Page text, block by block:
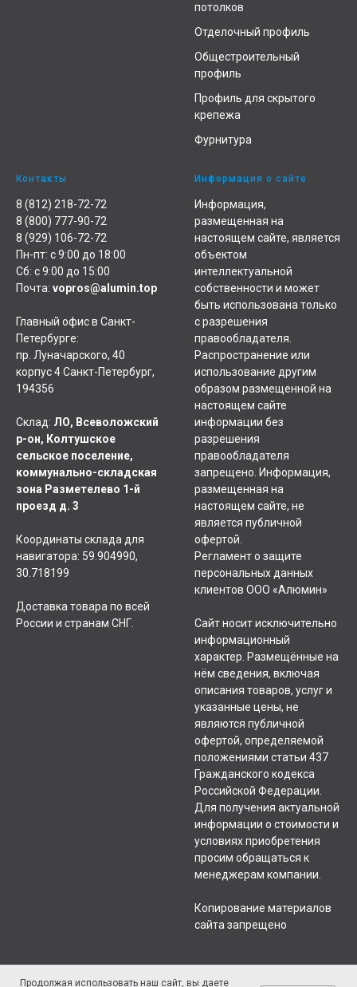
Продолжая использовать наш сайт, вы даете
потолков
Отделочный профиль
Общестроительный
профиль
Профиль для скрытого
крепежа
Фурнитура
Контакты
8 (812) 218-72-72
8 (800) 777-90-72
8 (929) 106-72-72
Пн-пт: с 9:00 до 18:00
Сб: с 9:00 до 15:00
Почта: vopros@alumin.top
Главный офис в Санкт-
Петербурге:
пр. Луначарского, 40
корпус 4 Санкт-Петербург,
194356
Склад: ЛО, Всеволожский
р-он, Колтушское
сельское поселение,
коммунально-складская
зона Разметелево 1-й
проезд д. 3
Координаты склада для
навигатора: 59.904990,
30.718199
Доставка товара по всей
России и странам СНГ.
Информация о сайте
Информация,
размещенная на
настоящем сайте, является
объектом
интеллектуальной
собственности и может
быть использована только
с разрешения
правообладателя.
Распространение или
использование другим
образом размещенной на
настоящем сайте
информации без
разрешения
правообладателя
запрещено. Информация,
размещенная на
настоящем сайте, не
является публичной
офертой.
Регламент о защите
персональных данных
клиентов ООО «Алюмин»
Сайт носит исключительно
информационный
характер. Размещённые на
нём сведения, включая
описания товаров, услуг и
указанные цены, не
являются публичной
офертой, определяемой
положениями статьи 437
Гражданского кодекса
Российской Федерации.
Для получения актуальной
информации о стоимости и
условиях приобретения
просим обращаться к
менеджерам компании.
Копирование материалов
сайта запрещено